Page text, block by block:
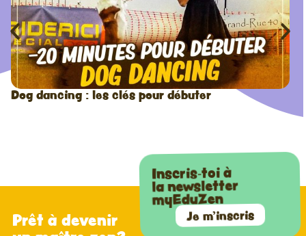
Dog dancing : les clés pour débuter
Prêt à devenir
Inscris-toi à
la newsletter
myEduZen
Je m'inscris